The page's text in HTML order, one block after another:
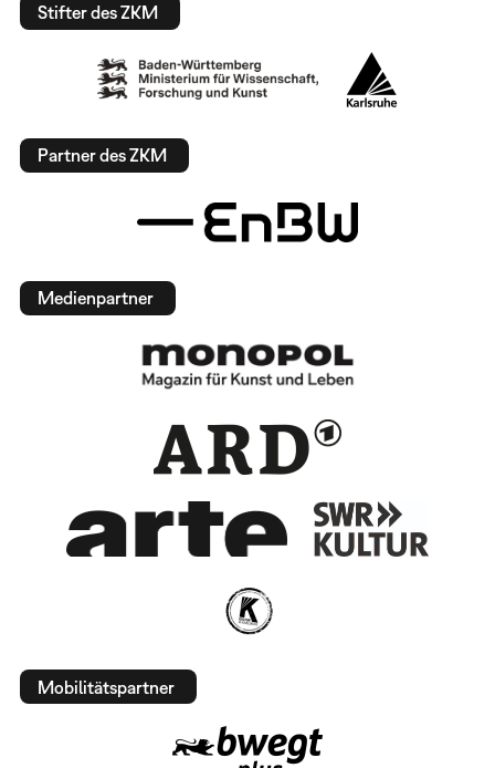
Stifter des ZKM
Partner des ZKM
Medienpartner
Mobilitätspartner